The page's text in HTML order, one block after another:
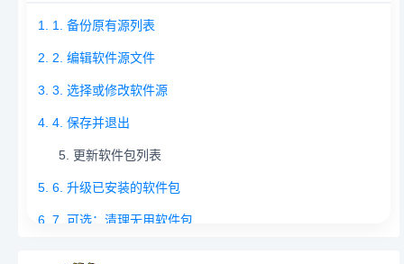
1. 1. 备份原有源列表
2. 2. 编辑软件源文件
3. 3. 选择或修改软件源
4. 4. 保存并退出
5. 更新软件包列表
5. 6. 升级已安装的软件包
6. 7. 可选：清理无用软件包